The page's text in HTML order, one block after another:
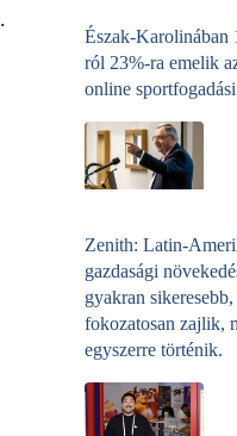
.
Észak-Karolinában
ról 23%-ra emelik
online
Zenith: Latin-
gazdasági
gyakran sikeresebb,
fokozatosan zajlik,
egyszerre történik.